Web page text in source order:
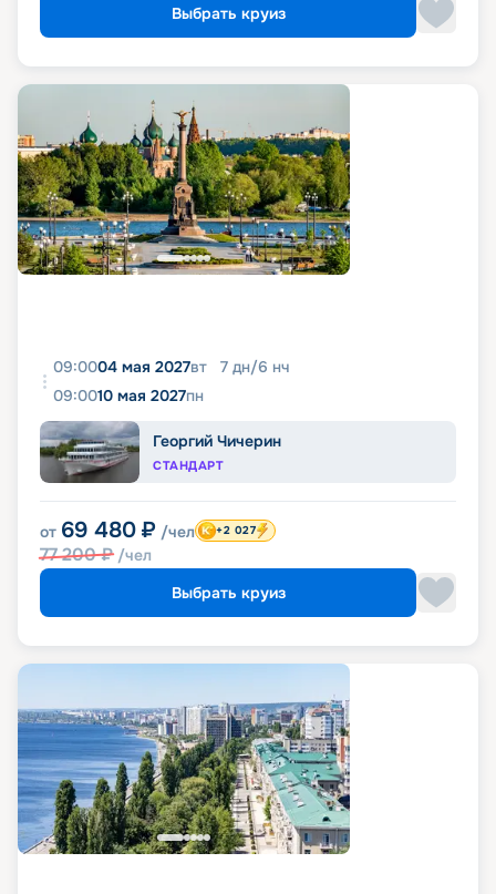
Выбрать круиз
09:0004 мая 2027вт 7 дн/6 нч
09:0010 мая 2027пн
Георгий Чичерин
СТАНДАРТ
от 69 480 ₽ /чел
77 200₽ /чел
+2 027
Выбрать круиз